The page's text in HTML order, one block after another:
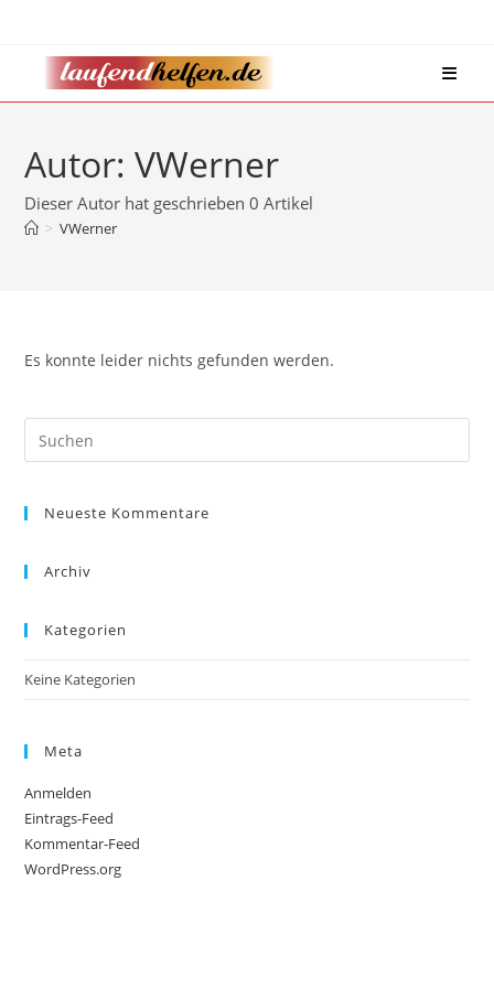
springen
Autor:VWerner
Dieser Autor hat geschrieben 0 Artikel
> VWerner
Es konnte leider nichts gefunden werden.
Neueste Kommentare
Archiv
Kategorien
Keine Kategorien
Meta
Anmelden
Eintrags-Feed
Kommentar-Feed
WordPress.org